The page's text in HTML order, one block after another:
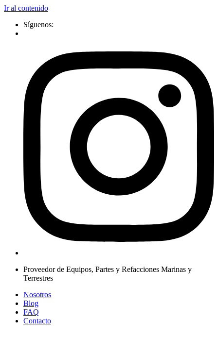
Ir al contenido
Síguenos:
Proveedor de Equipos, Partes y Refacciones Marinas y
Terrestres
Nosotros
Blog
FAQ
Contacto